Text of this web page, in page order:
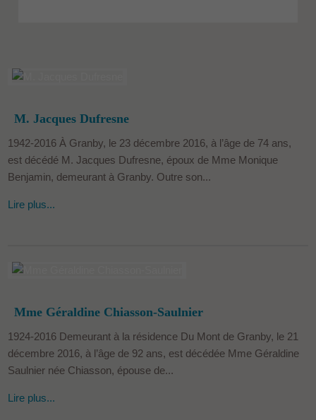
h
M. Jacques Dufresne
1942-2016 À Granby, le 23 décembre 2016, à l’âge de 74 ans,
est décédé M. Jacques Dufresne, époux de Mme Monique
Benjamin, demeurant à Granby. Outre son...
Lire plus...
Mme Géraldine Chiasson-Saulnier
1924-2016 Demeurant à la résidence Du Mont de Granby, le 21
décembre 2016, à l’âge de 92 ans, est décédée Mme Géraldine
Saulnier née Chiasson, épouse de...
Lire plus...